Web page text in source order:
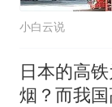
小白云说
日本的高
烟？而我